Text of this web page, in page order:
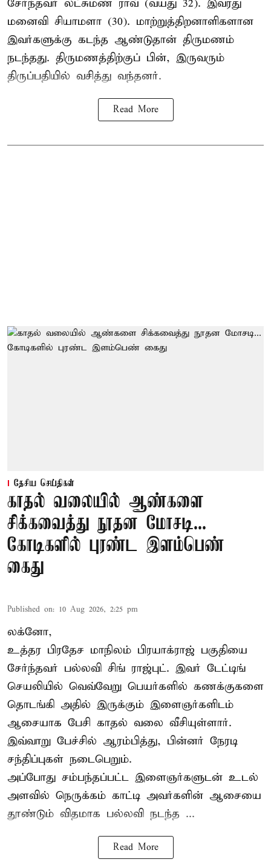
சேர்ந்தவர் லட்சுமண் ராவ் (வயது 32). இவரது
மனைவி சியாமளா (30). மாற்றுத்திறனாளிகளான
இவர்களுக்கு கடந்த ஆண்டுதான் திருமணம்
நடந்தது. திருமணத்திற்குப் பின், இருவரும்
திருப்பதியில் வசித்து வந்தனர்.
Read More
தேசிய செய்திகள்
காதல் வலையில் ஆண்களை
சிக்கவைத்து நூதன மோசடி...
கோடிகளில் புரண்ட இளம்பெண்
கைது
Published on: 10 Aug 2026, 2:25 pm
லக்னோ,
உத்தர பிரதேச மாநிலம் பிரயாக்ராஜ் பகுதியை
சேர்ந்தவர் பல்லவி சிங் ராஜ்புட். இவர் டேட்டிங்
செயலியில் வெவ்வேறு பெயர்களில் கணக்குகளை
தொடங்கி அதில் இருக்கும் இளைஞர்களிடம்
ஆசையாக பேசி காதல் வலை வீசியுள்ளார்.
இவ்வாறு பேச்சில் ஆரம்பித்து, பின்னர் நேரடி
சந்திப்புகள் நடைபெறும்.
அப்போது சம்பந்தப்பட்ட இளைஞர்களுடன் உடல்
அளவில் நெருக்கம் காட்டி அவர்களின் ஆசையை
தூண்டும் விதமாக பல்லவி நடந்த ...
Read More